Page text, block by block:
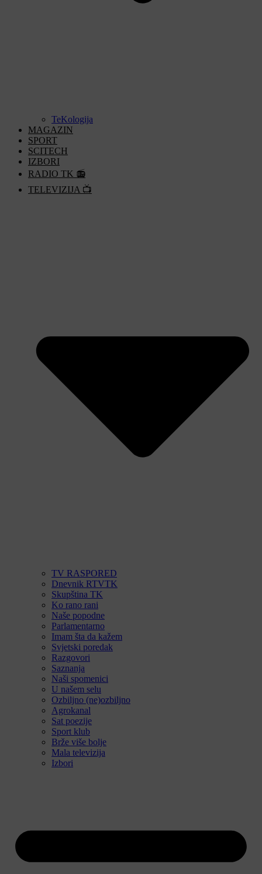
TeKologija
MAGAZIN
SPORT
SCITECH
IZBORI
RADIO TK 📻
TELEVIZIJA 📺
TV RASPORED
Dnevnik RTVTK
Skupština TK
Ko rano rani
Naše popodne
Parlamentarno
Imam šta da kažem
Svjetski poredak
Razgovori
Saznanja
Naši spomenici
U našem selu
Ozbiljno (ne)ozbiljno
Agrokanal
Sat poezije
Sport klub
Brže više bolje
Mala televizija
Izbori